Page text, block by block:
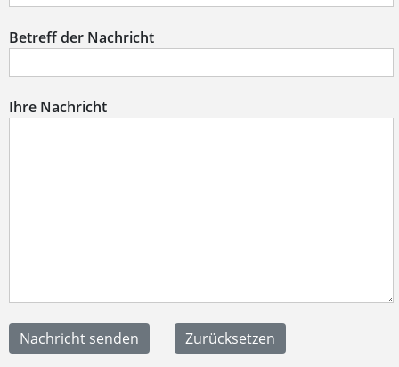
Betreff der Nachricht
Ihre Nachricht